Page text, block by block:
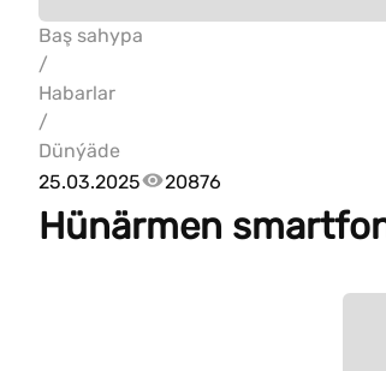
Baş sahypa
/
Habarlar
/
Dünýäde
25.03.2025
20876
Hünärmen